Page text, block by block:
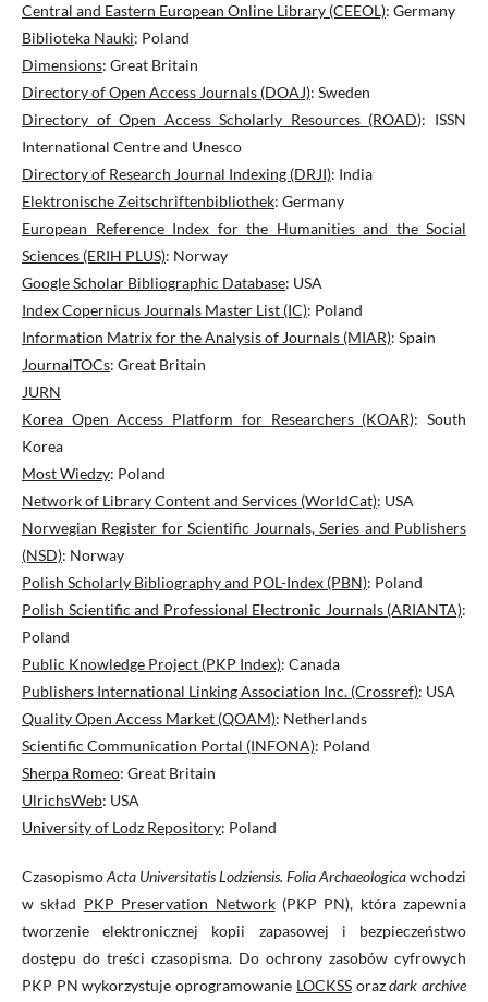
Central and Eastern European Online Library (CEEOL): Germany
Biblioteka Nauki: Poland
Dimensions: Great Britain
Directory of Open Access Journals (DOAJ): Sweden
Directory of Open Access Scholarly Resources (ROAD): ISSN
International Centre and Unesco
Directory of Research Journal Indexing (DRJI): India
Elektronische Zeitschriftenbibliothek: Germany
European Reference Index for the Humanities and the Social
Sciences (ERIH PLUS): Norway
Google Scholar Bibliographic Database: USA
Index Copernicus Journals Master List (IC): Poland
Information Matrix for the Analysis of Journals (MIAR): Spain
JournalTOCs: Great Britain
JURN
Korea Open Access Platform for Researchers (KOAR): South
Korea
Most Wiedzy: Poland
Network of Library Content and Services (WorldCat): USA
Norwegian Register for Scientific Journals, Series and Publishers
(NSD): Norway
Polish Scholarly Bibliography and POL-Index (PBN): Poland
Polish Scientific and Professional Electronic Journals (ARIANTA):
Poland
Public Knowledge Project (PKP Index): Canada
Publishers International Linking Association Inc. (Crossref): USA
Quality Open Access Market (QOAM): Netherlands
Scientific Communication Portal (INFONA): Poland
Sherpa Romeo: Great Britain
UlrichsWeb: USA
University of Lodz Repository: Poland
CzasopismoActa Universitatis Lodziensis. Folia Archaeologicawchodzi
w skład PKP Preservation Network(PKP PN), która zapewnia
tworzenie elektronicznej kopii zapasowej i bezpieczeństwo
dostępu do treści czasopisma. Do ochrony zasobów cyfrowych
PKP PN wykorzystuje oprogramowanie LOCKSSorazdark archive